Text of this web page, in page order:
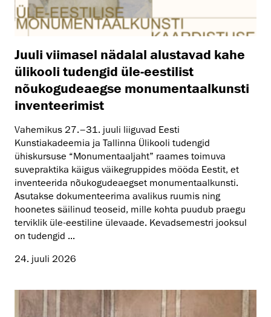
Juuli viimasel nädalal alustavad kahe
ülikooli tudengid üle-eestilist
nõukogudeaegse monumentaalkunsti
inventeerimist
Vahemikus 27.–31. juuli liiguvad Eesti
Kunstiakadeemia ja Tallinna Ülikooli tudengid
ühiskursuse “Monumentaaljaht” raames toimuva
suvepraktika käigus väikegruppides mööda Eestit, et
inventeerida nõukogudeaegset monumentaalkunsti.
Asutakse dokumenteerima avalikus ruumis ning
hoonetes säilinud teoseid, mille kohta puudub praegu
terviklik üle-eestiline ülevaade. Kevadsemestri jooksul
on tudengid ...
24. juuli 2026